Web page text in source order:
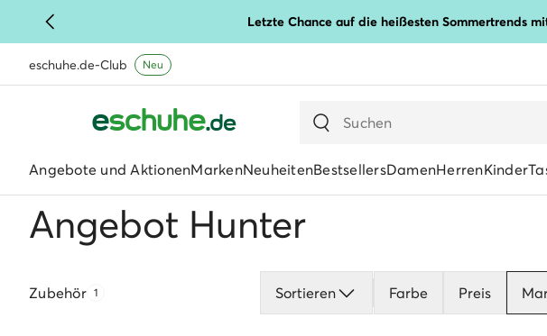
Letzte Chance auf die heißesten Sommertrends
eschuhe.de-Club Neu
Angebote und AktionenMarkenNeuheitenBestsellersDamenHerrenKinder
Angebot Hunter
Zubehör 1 Sortieren Farbe Preis